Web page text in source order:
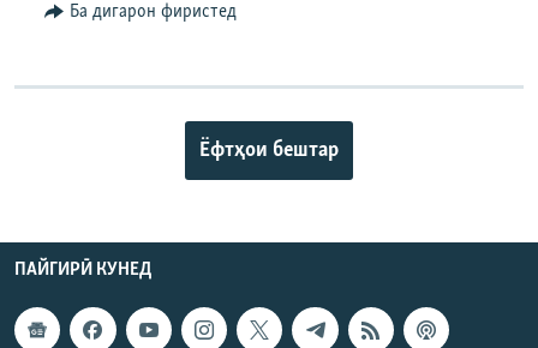
Ба дигарон фиристед
Ёфтҳои бештар
ПАЙГИРӢ КУНЕД